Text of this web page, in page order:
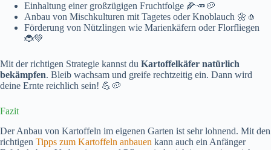
Einhaltung einer großzügigen Fruchtfolge 🌽🥕🥔
Anbau von Mischkulturen mit Tagetes oder Knoblauch 🌼🧄
Förderung von Nützlingen wie Marienkäfern oder Florfliegen
🐞💚
Mit der richtigen Strategie kannst du Kartoffelkäfer natürlich
bekämpfen. Bleib wachsam und greife rechtzeitig ein. Dann wird
deine Ernte reichlich sein! 💪🥔
Fazit
Der Anbau von Kartoffeln im eigenen Garten ist sehr lohnend. Mit den
richtigen Tipps zum Kartoffeln anbauen kann auch ein Anfänger